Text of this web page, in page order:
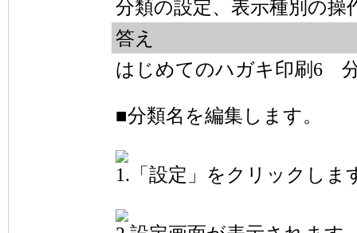
分類の設定、表示種別の操
答え
はじめてのハガキ印刷6
■分類名を編集します。
1.「設定」をクリックしま